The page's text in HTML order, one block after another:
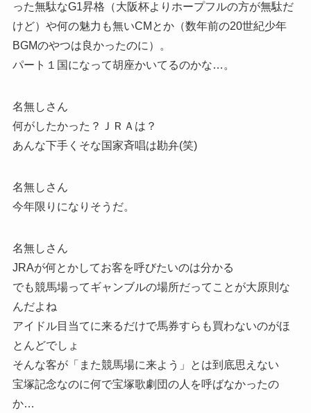
った無駄なG1昇格（大阪杯よりホープフルの方が無駄だ
けど）や何の魅力も無いCMとか（数年前の20世紀少年
BGMのやつは良かったのに）。
パート１国になって胡座かいてるのかな…。
名無しさん
何がしたかった？ＪＲＡは？
あんな下手くそな国家斉唱は勘弁(笑)
名無しさん
今年限りになりそうだ。
名無しさん
JRAが何とかしてお客を呼びたいのは分かる
でも競馬場ってギャンブルの場所だってことが大原則な
んだよね
アイドル目当てに来るだけで馬券すらも買わないのがほ
とんどでしょ
そんな客が「また競馬場に来よう」とは到底思えない
宝塚記念なのに何で宝塚歌劇団の人を呼ばなかったの
か…